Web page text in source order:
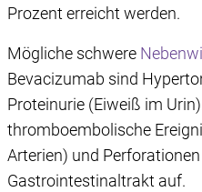
Prozent erreicht werden.
Mögliche schwere
Bevacizumab sind
Proteinurie (Eiweiß im
thromboembolische
Arterien) und
Gastrointestinaltrakt auf.